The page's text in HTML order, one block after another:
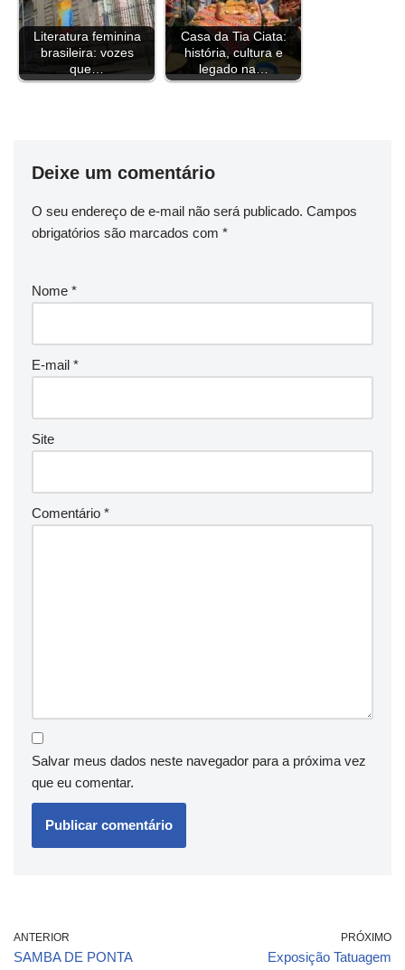
Literatura feminina
brasileira: vozes
que…
Casa da Tia Ciata:
história, cultura e
legado na…
Deixe um comentário
O seu endereço de e-mail não será publicado. Campos
obrigatórios são marcados com *
Nome *
E-mail *
Site
Comentário *
Salvar meus dados neste navegador para a próxima vez
que eu comentar.
ANTERIOR
SAMBA DE PONTA
PRÓXIMO
Exposição Tatuagem